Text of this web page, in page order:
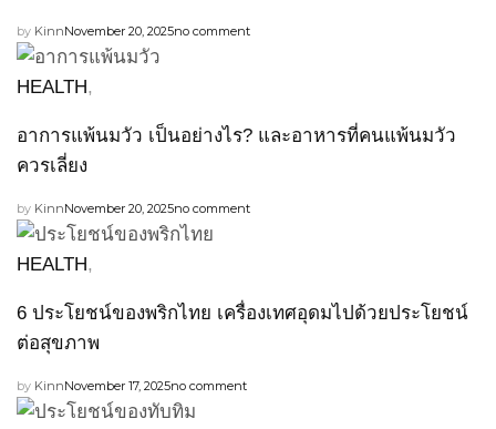
by KinnNovember 20, 2025no comment
HEALTH,
อาการแพ้นมวัว เป็นอย่างไร? และอาหารที่คนแพ้นมวัว
ควรเลี่ยง
by KinnNovember 20, 2025no comment
HEALTH,
6 ประโยชน์ของพริกไทย เครื่องเทศอุดมไปด้วยประโยชน์
ต่อสุขภาพ
by KinnNovember 17, 2025no comment